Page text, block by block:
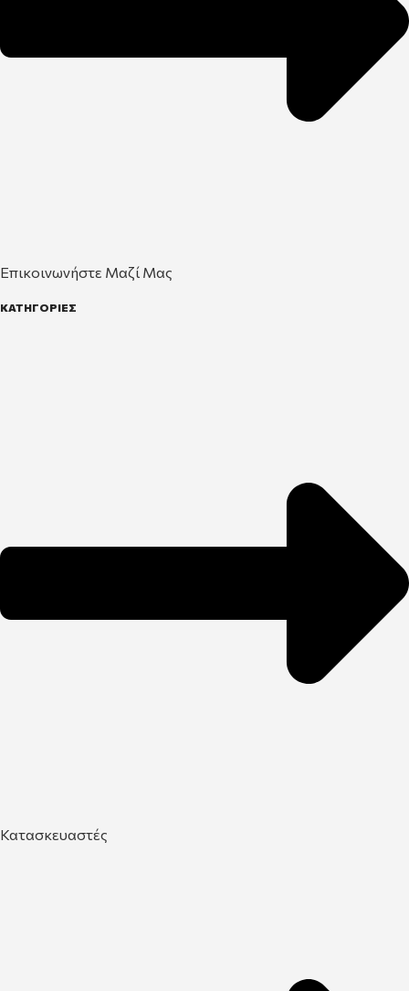
Επικοινωνήστε Μαζί Μας
ΚΑΤΗΓΟΡΙΕΣ
Κατασκευαστές